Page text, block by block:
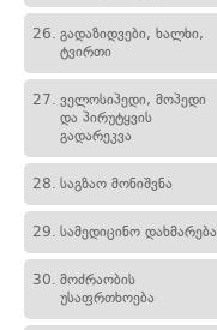
26. გადაზიდვები, ხალხი,
ტვირთი
27. ველოსიპედი, მოპედი
და პირუტყვის
გადარეკვა
28. საგზაო მონიშვნა
29. სამედიცინო დახმარება
30. მოძრაობის
უსაფრთხოება